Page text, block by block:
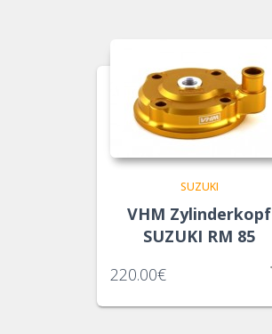
SUZUKI
VHM Zylinderkopf
SUZUKI RM 85
220.00€